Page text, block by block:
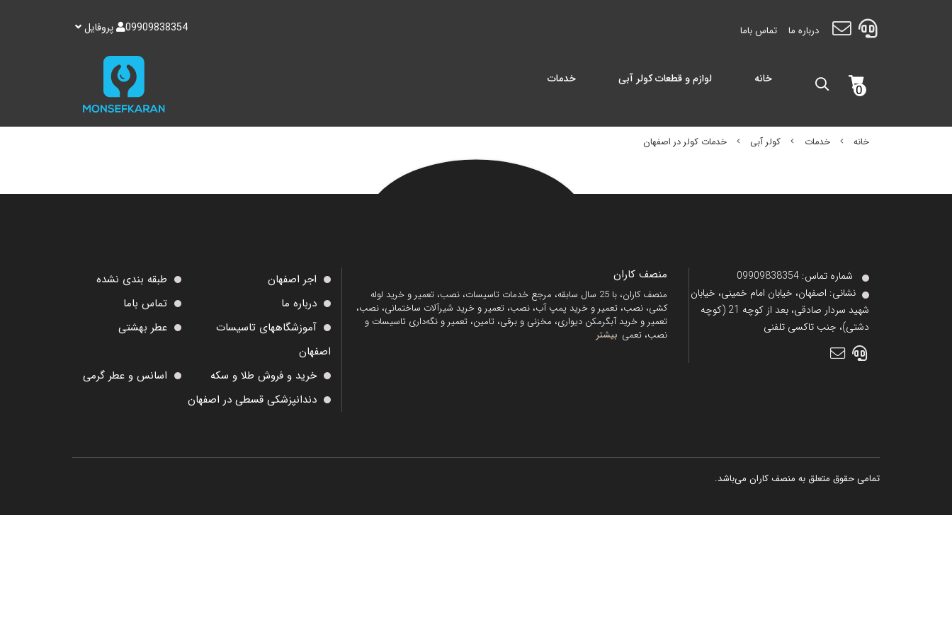
درباره ما تماس باما 09909838354 پروفایل
0
خانه لوازم و قطعات کولر آبی خدمات
خانه خدمات کولر آبی خدمات کولر در اصفهان
شماره تماس‌: 09909838354
نشانی: اصفهان، خیابان امام خمینی، خیابان
شهید سردار صادقی، بعد از کوچه 21 (کوچه
دشتی)، جنب تاکسی تلفنی
منصف کاران
منصف کاران، با 25 سال سابقه، مرجع خدمات تاسیسات، نصب، تعمیر و خرید لوله
کشی، نصب، تعمیر و خرید پمپ آب، نصب، تعمیر و خرید شیرآلات ساختمانی، نصب،
تعمیر و خرید آبگرمکن دیواری، مخزنی و برقی، تامین، تعمیر و نگه‌داری تاسیسات و
نصب، تعمی بیشتر
اجر اصفهان
طبقه بندی نشده
درباره ما
تماس باما
آموزشگاههای تاسیسات
اصفهان
عطر بهشتی
خرید و فروش طلا و سکه
اسانس و عطر گرمی
دندانپزشکی قسطی در اصفهان
تمامی حقوق متعلق به منصف کاران می‌باشد.